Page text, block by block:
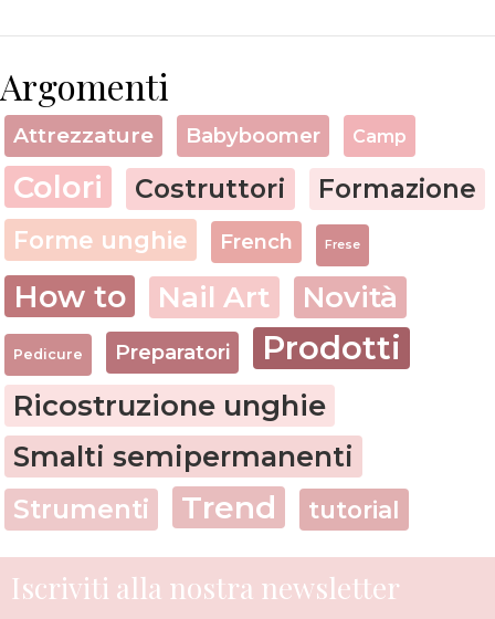
Argomenti
Attrezzature Babyboomer Camp
Colori Costruttori Formazione
Forme unghie French Frese
How to Nail Art Novità
Pedicure Preparatori Prodotti
Ricostruzione unghie
Smalti semipermanenti
Strumenti Trend tutorial
Iscriviti alla nostra newsletter